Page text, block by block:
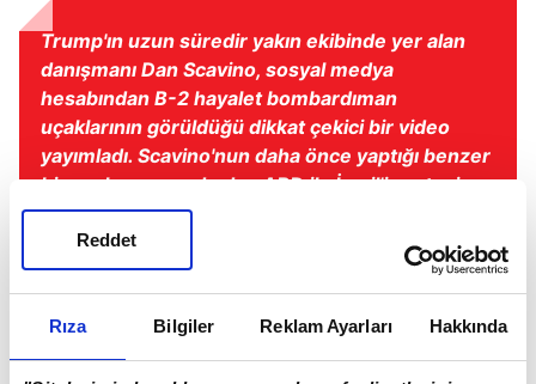
Rıza Bilgiler Reklam Ayarları Hakkında
Reddet
Trump'ın uzun süredir yakın ekibinde yer alan
danışmanı Dan Scavino, sosyal medya
hesabından B-2 hayalet bombardıman
uçaklarının görüldüğü dikkat çekici bir video
yayımladı. Scavino'nun daha önce yaptığı benzer
bir paylaşımın ardından ABD ile İsrail'in ertesi
gün İran'a yönelik saldırı düzenlemiş olması,
paylaşımın yeniden dikkat çekmesine neden
oldu.